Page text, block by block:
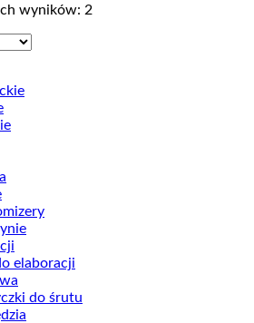
wyników: 2
elaboracji
do śrutu